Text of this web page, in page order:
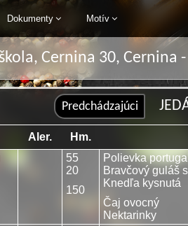
Dokumenty Motív
Cernina 30, Cernina
Aler. Hm.
55
20
150
Polievka
Bravčový guláš
Knedľa kysnutá
Čaj ovocný
Nektarinky